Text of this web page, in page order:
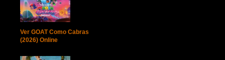
Ver GOAT Como Cabras
(2026) Online